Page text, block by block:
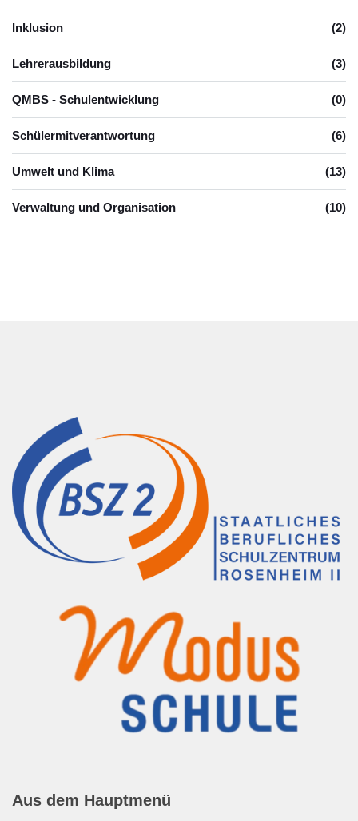
Inklusion (2)
Lehrerausbildung (3)
QMBS - Schulentwicklung (0)
Schülermitverantwortung (6)
Umwelt und Klima (13)
Verwaltung und Organisation (10)
Aus dem Hauptmenü